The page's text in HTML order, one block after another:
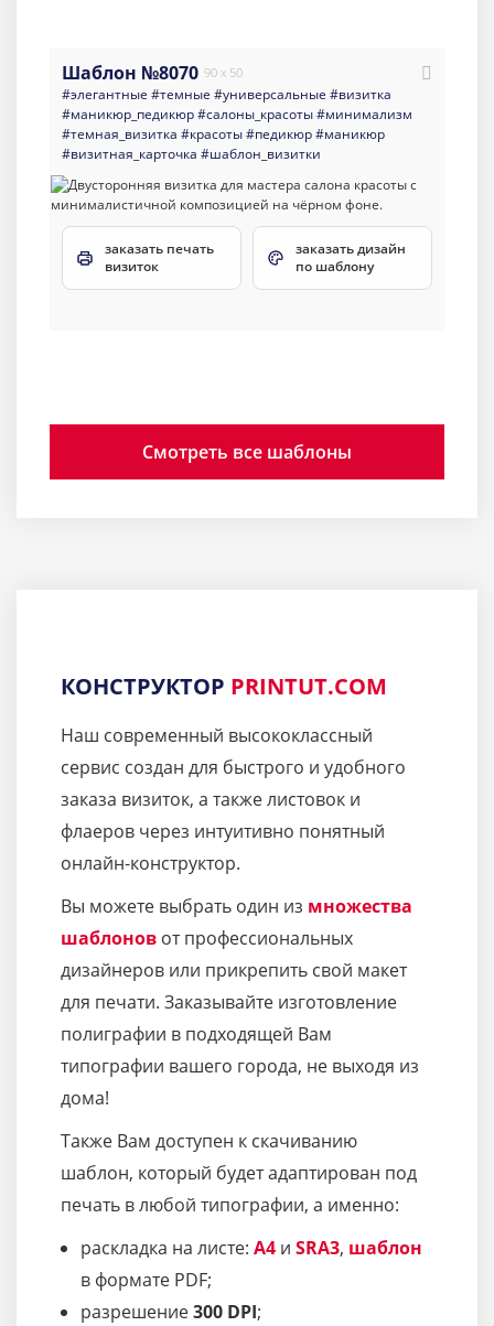
Шаблон №8070 90 x 50
#элегантные #темные #универсальные #визитка
#маникюр_педикюр#салоны_красоты#минимализм
#темная_визитка #красоты#педикюр#маникюр
#визитная_карточка #шаблон_визитки
заказать печать
визиток
заказать дизайн
по шаблону
Смотреть все шаблоны
КОНСТРУКТОР PRINTUT.COM
Наш современный высококлассный
сервис создан для быстрого и удобного
заказа визиток, а также листовок и
флаеров через интуитивно понятный
онлайн-конструктор.
Вы можете выбрать один из множества
шаблонов от профессиональных
дизайнеров или прикрепить свой макет
для печати. Заказывайте изготовление
полиграфии в подходящей Вам
типографии вашего города, не выходя из
дома!
Также Вам доступен к скачиванию
шаблон, который будет адаптирован под
печать в любой типографии, а именно:
раскладка на листе: A4 и SRA3, шаблон
в формате PDF;
разрешение300 DPI;